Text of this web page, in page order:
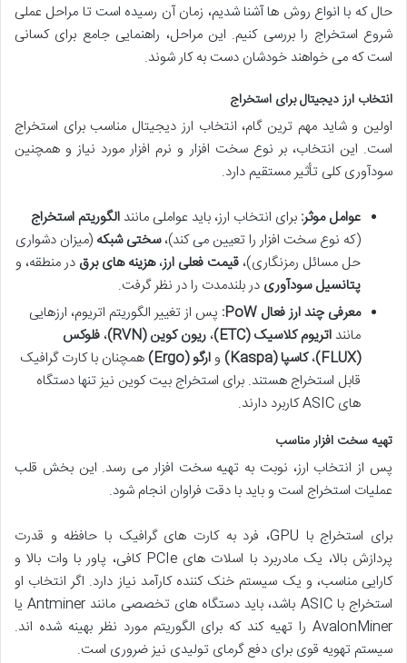
حال که با انواع روش ها آشنا شدیم، زمان آن رسیده است تا مراحل عملی
شروع استخراج را بررسی کنیم. این مراحل، راهنمایی جامع برای کسانی
است که می خواهند خودشان دست به کار شوند.
انتخاب ارز دیجیتال برای استخراج
اولین و شاید مهم ترین گام، انتخاب ارز دیجیتال مناسب برای استخراج
است. این انتخاب، بر نوع سخت افزار و نرم افزار مورد نیاز و همچنین
سودآوری کلی تأثیر مستقیم دارد.
عوامل موثر: برای انتخاب ارز، باید عواملی مانندالگوریتم استخراج
(که نوع سخت افزار را تعیین می کند)،سختی شبکه (میزان دشواری
حل مسائل رمزنگاری)، قیمت فعلی ارز،هزینه های برق در منطقه، و
پتانسیل سودآوری در بلندمدت را در نظر گرفت.
معرفی چند ارز فعال PoW:
پس از تغییر الگوریتم اتریوم، ارزهایی
ماننداتریوم کلاسیک (ETC) ، ریون کوین (RVN) ، فلوکس
(FLUX)
،کاسپا (Kaspa) وارگو (Ergo)
همچنان با کارت گرافیک
قابل استخراج هستند. برای استخراج بیت کوین نیز تنها دستگاه
های ASIC کاربرد دارند.
تهیه سخت افزار مناسب
پس از انتخاب ارز، نوبت به تهیه سخت افزار می رسد. این بخش قلب
عملیات استخراج است و باید با دقت فراوان انجام شود.
برای استخراج با GPU، فرد به کارت های گرافیک با حافظه و قدرت
پردازش بالا، یک مادربرد با اسلات های PCIe کافی، پاور با وات بالا و
کارایی مناسب، و یک سیستم خنک کننده کارآمد نیاز دارد. اگر انتخاب او
استخراج با ASIC باشد، باید دستگاه های تخصصی مانند Antminer یا
AvalonMiner را تهیه کند که برای الگوریتم مورد نظر بهینه شده اند.
سیستم تهویه قوی برای دفع گرمای تولیدی نیز ضروری است.